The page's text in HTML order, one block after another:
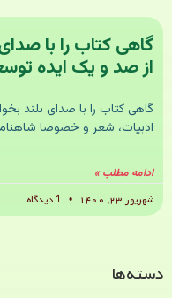
گاهی کتاب را با
از صد و یک ایده
گاهی کتاب را با صدای بلند
ادبیات، شعر و خصوصا
ادامه مطلب »
شهریور ۲۳, ۱۴۰۰
دسته‌ها